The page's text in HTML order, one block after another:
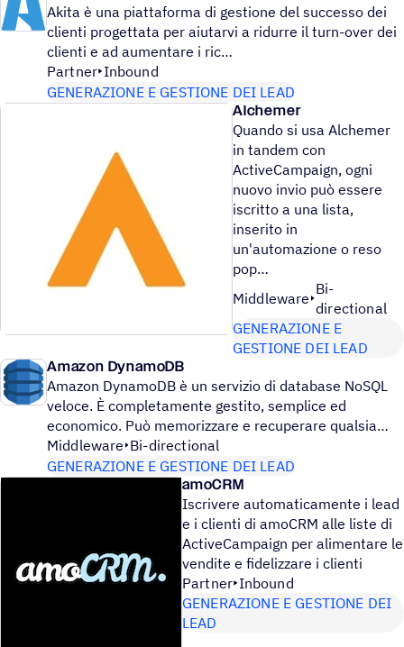
Akita è una piattaforma di gestione del successo dei
clienti progettata per aiutarvi a ridurre il turn-over dei
clienti e ad aumentare i ric
Partner Inbound
GENERAZIONE E GESTIONE DEI LEAD
Alchemer
Quando si usa Alchemer
in tandem con
ActiveCampaign, ogni
nuovo invio può essere
iscritto a una lista,
inserito in
un'automazione o reso
pop
Middleware
Bi-
directional
GENERAZIONE E
GESTIONE DEI LEAD
Amazon DynamoDB
Amazon DynamoDB è un servizio di database NoSQL
veloce. È completamente gestito, semplice ed
economico. Può memorizzare e recuperare qualsia
Middleware Bi-directional
GENERAZIONE E GESTIONE DEI LEAD
amoCRM
Iscrivere automaticamente i lead
e i clienti di amoCRM alle liste di
ActiveCampaign per alimentare le
vendite e fidelizzare i clienti
Partner Inbound
GENERAZIONE E GESTIONE DEI
LEAD